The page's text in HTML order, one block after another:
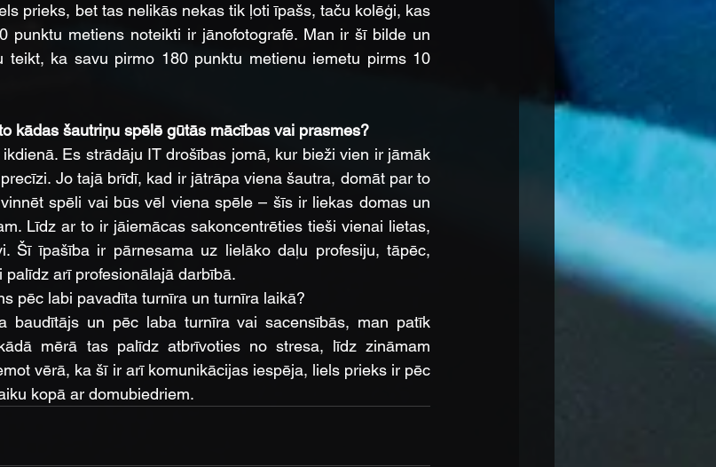
prieks, bet tas nelikās nekas tik ļoti īpašs, taču kolēģi, kas
punktu metiens noteikti ir jānofotografē. Man ir šī bilde un
ka savu pirmo 180 punktu metienu iemetu pirms 10
kādas šautriņu spēlē gūtās mācības vai prasmes?
Es strādāju IT drošības jomā, kur bieži vien ir jāmāk
Jo tajā brīdī, kad ir jātrāpa viena šautra, domāt par to
spēli vai būs vēl viena spēle – šīs ir liekas domas un
Līdz ar to ir jāiemācas sakoncentrēties tieši vienai lietas,
Šī īpašība ir pārnesama uz lielāko daļu profesiju, tāpēc,
arī profesionālajā darbībā.
pēc labi pavadīta turnīra un turnīra laikā?
baudītājs un pēc laba turnīra vai sacensībās, man patīk
mērā tas palīdz atbrīvoties no stresa, līdz zināmam
vērā, ka šī ir arī komunikācijas iespēja, liels prieks ir pēc
kopā ar domubiedriem.